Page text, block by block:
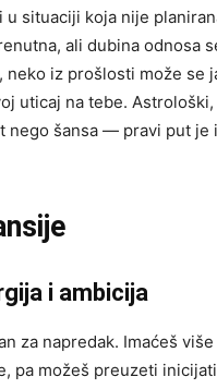
situaciji koja nije
ali dubina odnosa
neko iz prošlosti može se
uticaj na tebe. Astrološki,
nego šansa — pravi put je
i ambicija
za napredak. Imaćeš
pa možeš preuzeti